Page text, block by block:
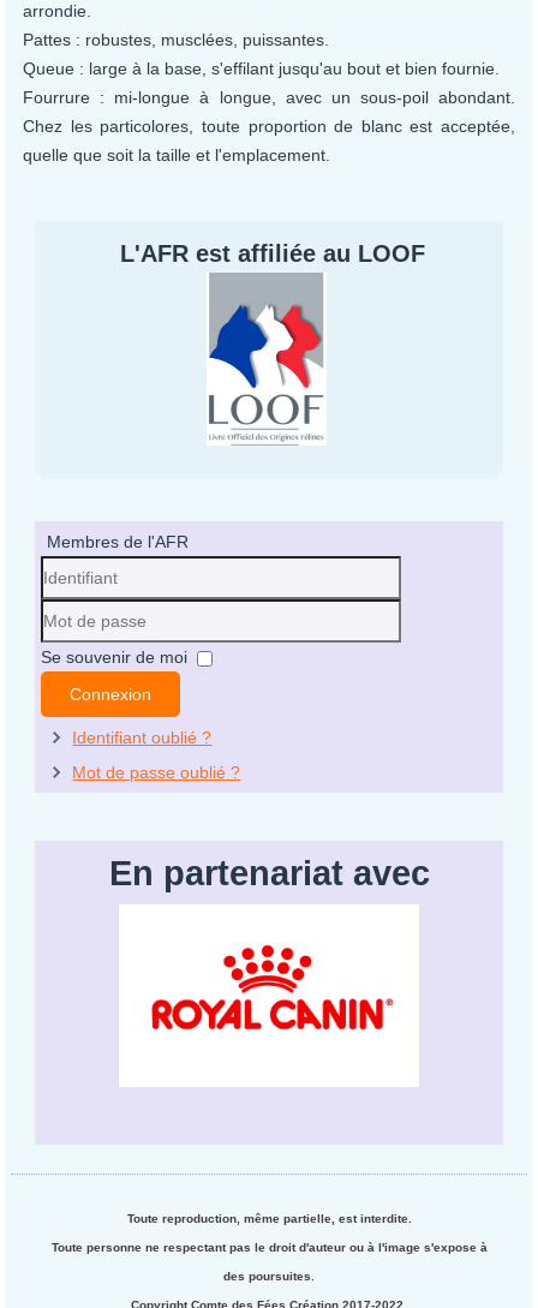
arrondie.
Pattes : robustes, musclées, puissantes.
Queue : large à la base, s'effilant jusqu'au bout et bien fournie.
Fourrure : mi-longue à longue, avec un sous-poil abondant.
Chez les particolores, toute proportion de blanc est acceptée,
quelle que soit la taille et l'emplacement.
L'AFR est affiliée au LOOF
Membres de l'AFR
Identifiant
Mot
passe
Se souvenir de moi
Connexion
Identifiant oublié ?
Mot de passe oublié ?
En partenariat avec
Toute reproduction, même partielle, est interdite.
Toute personne ne respectant pas le droit d'auteur ou à l'image s'expose à
des poursuites.
Copyright Comte des Fées Création 2017-2022.